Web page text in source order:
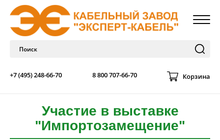
+7 (495) 248-66-70 8 800 707-66-70 Корзина
Участие в выставке
"Импортозамещение"